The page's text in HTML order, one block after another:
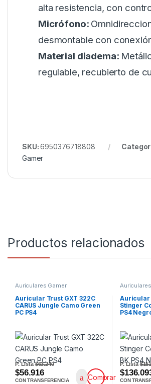
alta resistencia, con
Micrófono:
desmontable con
Material diadema:
regulable, recubierto de
SKU:6950376718808
Gamer
Productos relacionados
Auriculares Gamer
Auricular Trust GXT 322C
CARUS Jungle Camo Green
PC PS4
P. Lista$63.240
$56.916
CON TRANSFERENCIA Comprar
Auricular
Stinger
PS4
P. Lista
CON